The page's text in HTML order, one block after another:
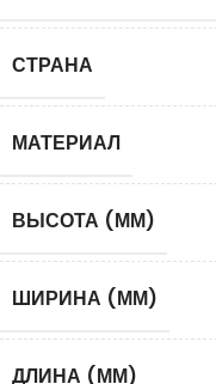
СТРАНА
МАТЕРИАЛ
ВЫСОТА (ММ)
ШИРИНА (ММ)
ДЛИНА (ММ)